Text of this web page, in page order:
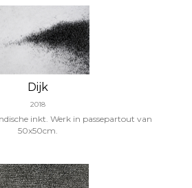
Dijk
2018
inkt. Werk in passepartout van
50x50cm.